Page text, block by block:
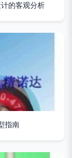
的客观分析
指南